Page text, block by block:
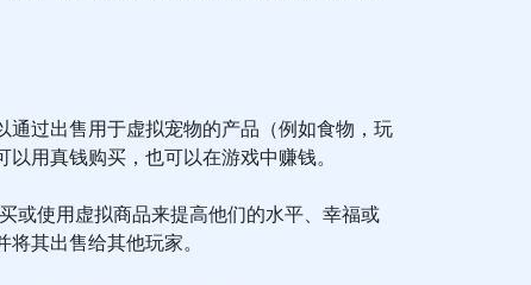
通过出售用于虚拟宠物的产品（例如食物，玩
用真钱购买，也可以在游戏中赚钱。
或使用虚拟商品来提高他们的水平、幸福或
其出售给其他玩家。